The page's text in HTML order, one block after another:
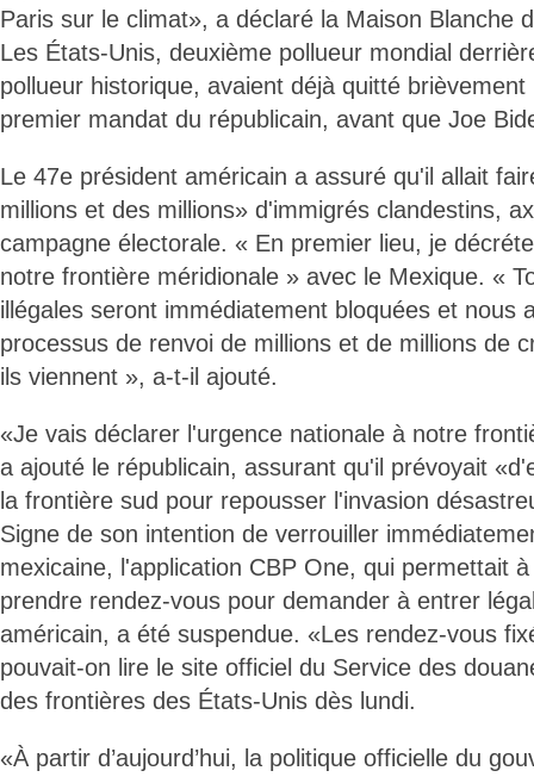
Paris sur le climat», a déclaré la Maison Blanche
Les États-Unis, deuxième pollueur mondial
pollueur historique, avaient déjà quitté
premier mandat du républicain, avant que Joe
Le 47e président américain a assuré qu'il allait
millions et des millions» d'immigrés clandestins,
campagne électorale. « En premier lieu, je
notre frontière méridionale » avec le Mexique. «
illégales seront immédiatement bloquées et nous
processus de renvoi de millions et de millions de
ils viennent », a-t-il ajouté.
«Je vais déclarer l'urgence nationale à notre
a ajouté le républicain, assurant qu'il prévoyait
la frontière sud pour repousser l'invasion
Signe de son intention de verrouiller
mexicaine, l'application CBP One, qui permettait
prendre rendez-vous pour demander à entrer
américain, a été suspendue. «Les rendez-vous
pouvait-on lire le site officiel du Service des
des frontières des États-Unis dès lundi.
«À partir d’aujourd’hui, la politique officielle du